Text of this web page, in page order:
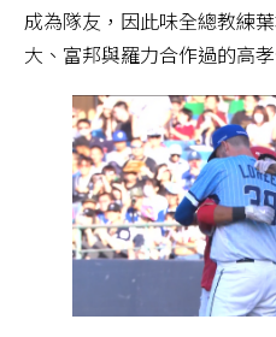
成為隊友，因此味全總教練
大、富邦與羅力合作過的高